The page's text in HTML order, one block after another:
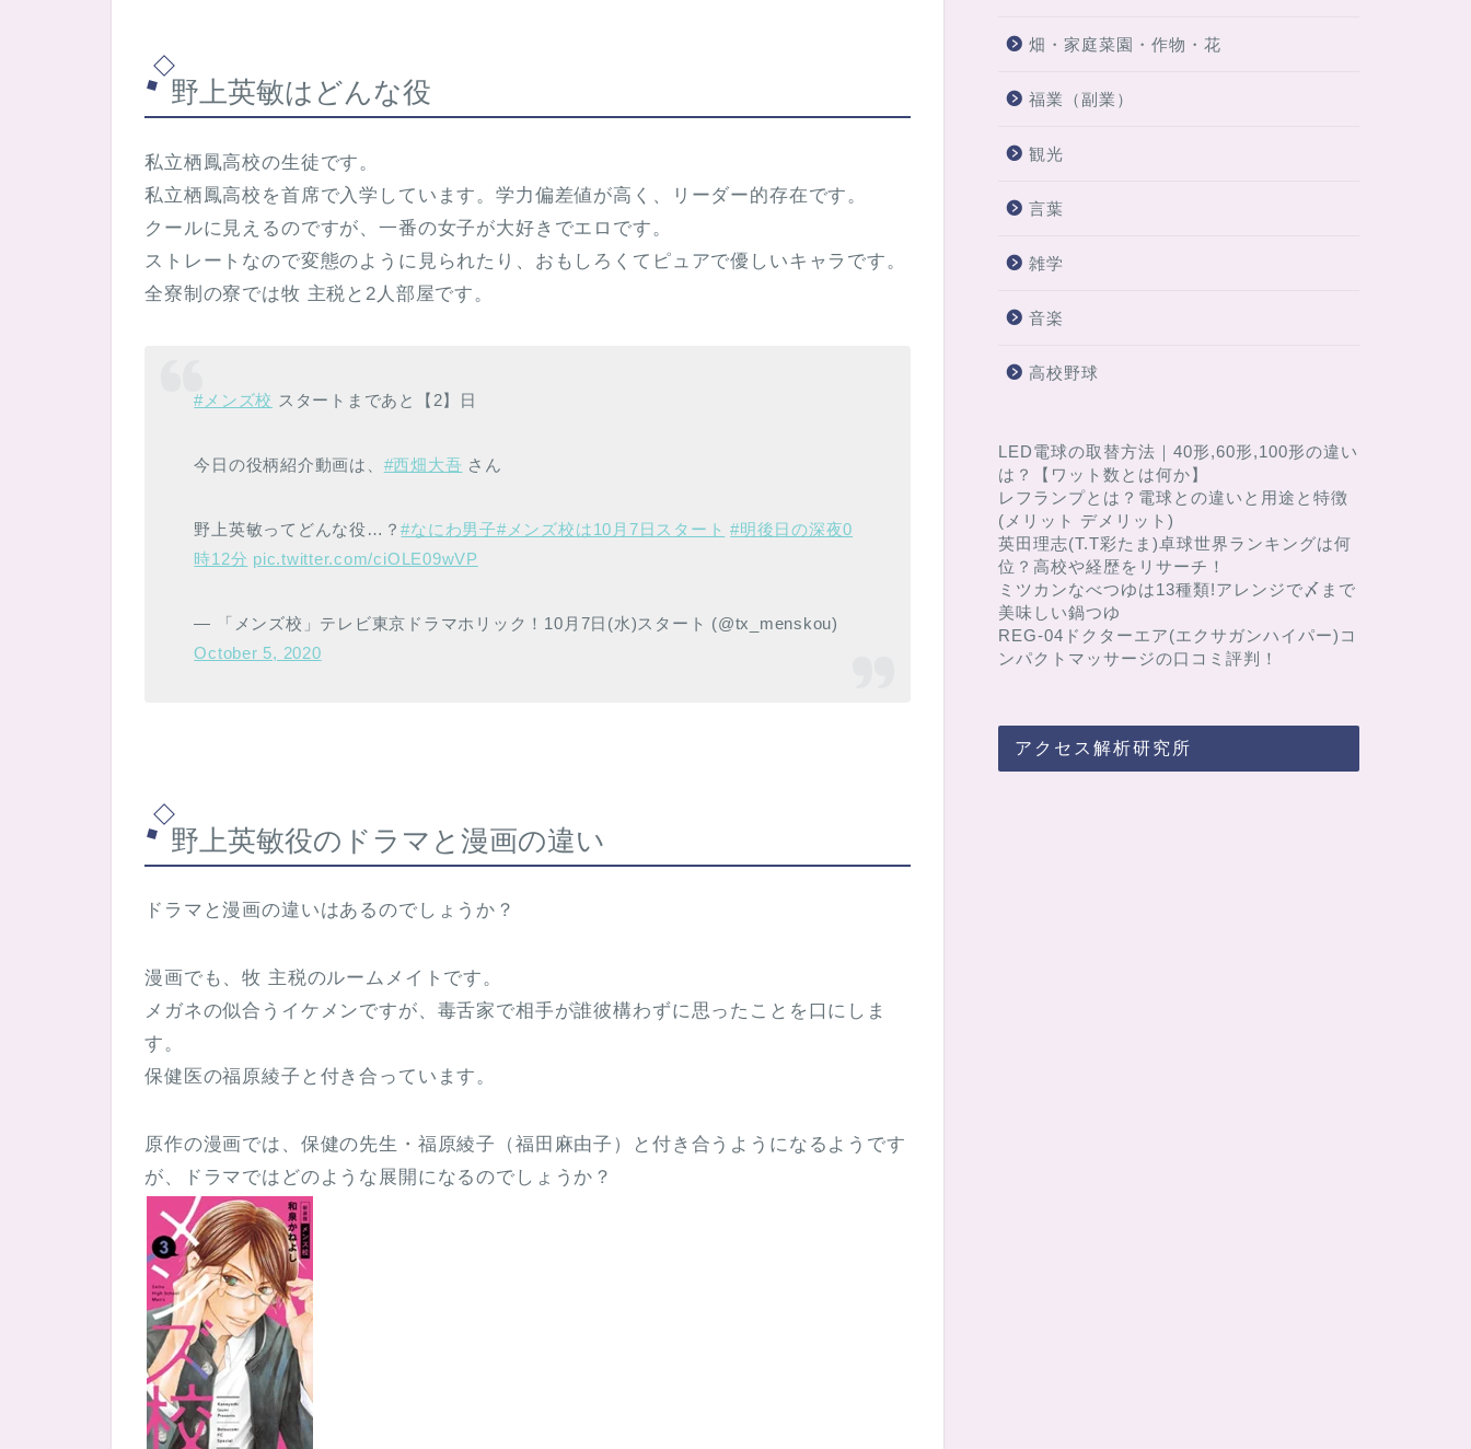
野上英敏はどんな役
私立栖鳳高校の生徒です。
私立栖鳳高校を首席で入学しています。学力偏差値が高く、リーダー的存在です。
クールに見えるのですが、一番の女子が大好きでエロです。
ストレートなので変態のように見られたり、おもしろくてピュアで優しいキャラです。
全寮制の寮では牧 主税と2人部屋です。
#メンズ校 スタートまであと【2】日
今日の役柄紹介動画は、 #西畑大吾 さん
野上英敏ってどんな役…？#なにわ男子#メンズ校は10月7日スタート #明後日の深夜0
時12分 pic.twitter.com/ciOLE09wVP
— 「メンズ校」テレビ東京ドラマホリック！10月7日(水)スタート (@tx_menskou)
October 5, 2020
野上英敏役のドラマと漫画の違い
ドラマと漫画の違いはあるのでしょうか？
漫画でも、牧 主税のルームメイトです。
メガネの似合うイケメンですが、毒舌家で相手が誰彼構わずに思ったことを口にしま
す。
保健医の福原綾子と付き合っています。
原作の漫画では、保健の先生・福原綾子（福田麻由子）と付き合うようになるようです
が、ドラマではどのような展開になるのでしょうか？
畑・家庭菜園・作物・花
福業（副業）
観光
言葉
雑学
音楽
高校野球
LED電球の取替方法｜40形,60形,100形の違い
は？【ワット数とは何か】
レフランプとは？電球との違いと用途と特徴
(メリット デメリット)
英田理志(T.T彩たま)卓球世界ランキングは何
位？高校や経歴をリサーチ！
ミツカンなべつゆは13種類!アレンジで〆まで
美味しい鍋つゆ
REG-04ドクターエア(エクサガンハイパー)コ
ンパクトマッサージの口コミ評判！
アクセス解析研究所